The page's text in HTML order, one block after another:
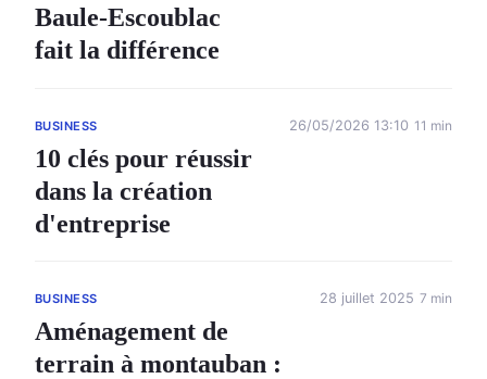
Baule-Escoublac
fait la différence
BUSINESS
10 clés pour réussir
dans la création
d'entreprise
26/05/2026 13:10 11 min
BUSINESS
Aménagement de
terrain à montauban :
28 juillet 2025 7 min